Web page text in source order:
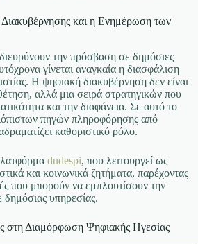
και η Ενημέρωση των
την πρόσβαση σε δημόσιες
γίνεται αναγκαία η διασφάλιση
Η ψηφιακή διακυβέρνηση δεν είναι
αλλά μια σειρά στρατηγικών που
και την διαφάνεια. Σε αυτό το
πηγών πληροφόρησης από
καθοριστικό ρόλο.
dudespi, που λειτουργεί ως
και κοινωνικά ζητήματα, παρέχοντας
που μπορούν να εμπλουτίσουν την
υπηρεσίας.
στη Διαμόρφωση Ψηφιακής Ηγεσίας